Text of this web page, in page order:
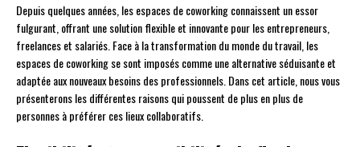
Depuis quelques années, les espaces de coworking connaissent un essor
fulgurant, offrant une solution flexible et innovante pour les entrepreneurs,
freelances et salariés. Face à la transformation du monde du travail, les
espaces de coworking se sont imposés comme une alternative séduisante et
adaptée aux nouveaux besoins des professionnels. Dans cet article, nous vous
présenterons les différentes raisons qui poussent de plus en plus de
personnes à préférer ces lieux collaboratifs.